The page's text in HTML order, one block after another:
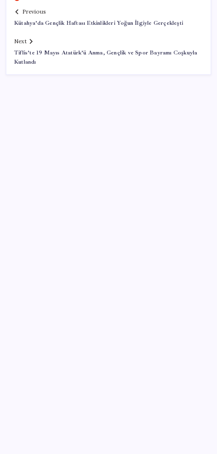
Previous
Kütahya’da Gençlik Haftası Etkinlikleri Yoğun İlgiyle Gerçekleşti
Next
Tiflis’te 19 Mayıs Atatürk’ü Anma, Gençlik ve Spor Bayramı Coşkuyla
Kutlandı